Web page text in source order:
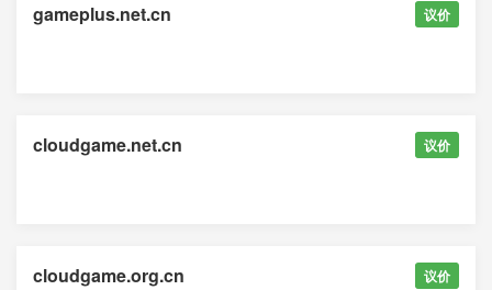
gameplus.net.cn 议价
cloudgame.net.cn 议价
cloudgame.org.cn 议价